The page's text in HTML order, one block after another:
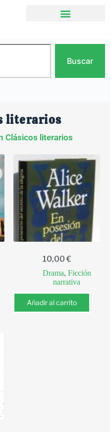
Buscar
literarios
Clásicos literarios
10,00 €
Drama, Ficción
narrativa
Añadir al carrito